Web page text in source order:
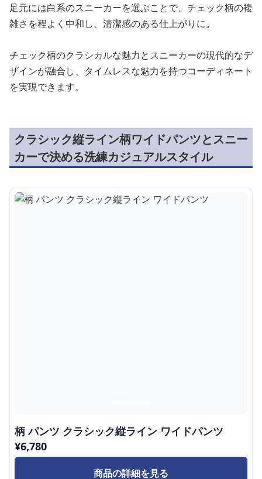
足元には白系のスニーカーを選ぶことで、チェック柄の複
雑さを程よく中和し、清潔感のある仕上がりに。
チェック柄のクラシカルな魅力とスニーカーの現代的なデ
ザインが融合し、タイムレスな魅力を持つコーディネート
を実現できます。
クラシック縦ライン柄ワイドパンツとスニー
カーで決める洗練カジュアルスタイル
柄 パンツ クラシック縦ライン ワイドパンツ
¥6,780
商品の詳細を見る